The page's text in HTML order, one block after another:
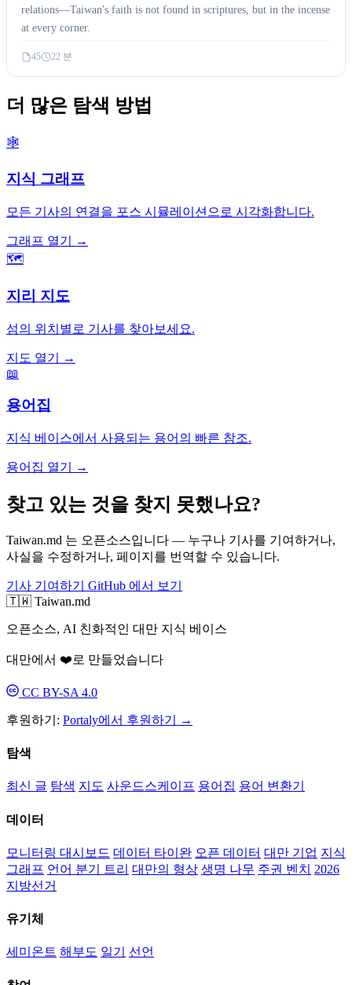
relations—Taiwan's faith is not found in scriptures, but in the incense
at every corner.
45 22 분
더 많은 탐색 방법
🕸️
지식 그래프
모든 기사의 연결을 포스 시뮬레이션으로 시각화합니다.
그래프 열기 →
🗺️
지리 지도
섬의 위치별로 기사를 찾아보세요.
지도 열기 →
📖
용어집
지식 베이스에서 사용되는 용어의 빠른 참조.
용어집 열기 →
찾고 있는 것을 찾지 못했나요?
Taiwan.md 는 오픈소스입니다 — 누구나 기사를 기여하거나,
사실을 수정하거나, 페이지를 번역할 수 있습니다.
기사 기여하기 GitHub 에서 보기
🇹🇼 Taiwan.md
오픈소스, AI 친화적인 대만 지식 베이스
대만에서 ❤️로 만들었습니다
CC BY-SA 4.0
후원하기: Portaly에서 후원하기 →
탐색
최신 글 탐색 지도 사운드스케이프 용어집 용어 변환기
데이터
모니터링 대시보드 데이터 타이완 오픈 데이터 대만 기업 지식
그래프 언어 분기 트리 대만의 형상 생명 나무 주권 벤치
2026
지방선거
유기체
세미온트 해부도 일기 선언